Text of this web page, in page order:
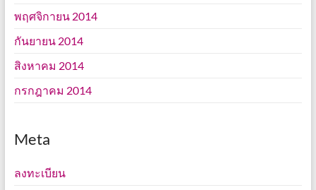
พฤศจิกายน 2014
กันยายน 2014
สิงหาคม 2014
กรกฎาคม 2014
Meta
ลงทะเบียน